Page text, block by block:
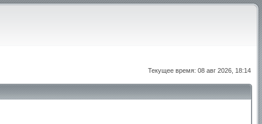
Текущее время: 08 авг 2026, 18:14